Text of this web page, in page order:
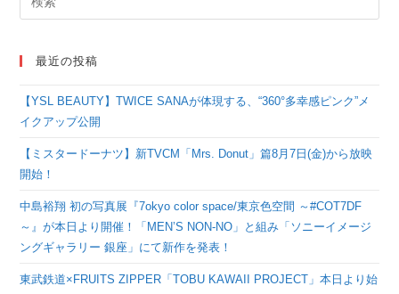
ンジを開催！
最近の投稿
【YSL BEAUTY】TWICE SANAが体現する、“360°多幸感ピンク”メ
イクアップ公開
【ミスタードーナツ】新TVCM「Mrs. Donut」篇8月7日(金)から放映
開始！
中島裕翔 初の写真展『7okyo color space/東京色空間 ～#COT7DF
～』が本日より開催！「MEN’S NON-NO」と組み「ソニーイメージ
ングギャラリー 銀座」にて新作を発表！
東武鉄道×FRUITS ZIPPER「TOBU KAWAII PROJECT」本日より始